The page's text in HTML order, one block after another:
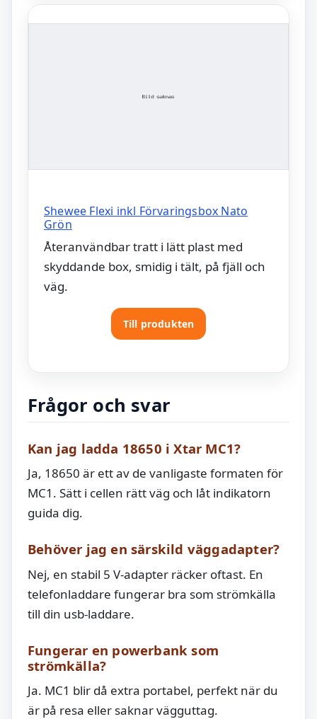
Shewee Flexi inkl Förvaringsbox Nato
Grön
Återanvändbar tratt i lätt plast med
skyddande box, smidig i tält, på fjäll och
väg.
Till produkten
Frågor och svar
Kan jag ladda 18650 i Xtar MC1?
Ja, 18650 är ett av de vanligaste formaten för
MC1. Sätt i cellen rätt väg och låt indikatorn
guida dig.
Behöver jag en särskild väggadapter?
Nej, en stabil 5 V-adapter räcker oftast. En
telefonladdare fungerar bra som strömkälla
till din usb-laddare.
Fungerar en powerbank som
strömkälla?
Ja. MC1 blir då extra portabel, perfekt när du
är på resa eller saknar vägguttag.